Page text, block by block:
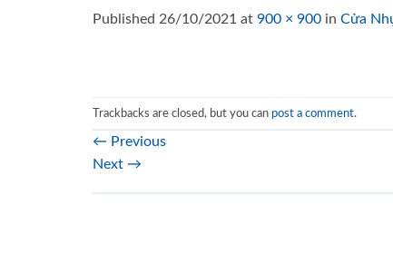
Published 26/10/2021 at 900 × 900 in Cửa
Trackbacks are closed, but you can post a comment.
← Previous
Next →